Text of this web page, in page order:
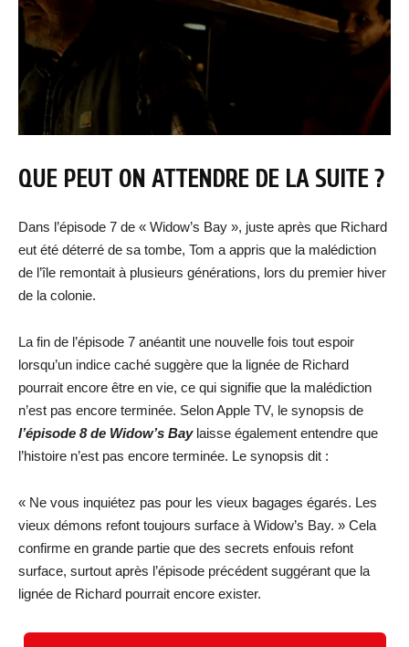
QUE PEUT ON ATTENDRE DE LA SUITE ?
Dans l’épisode 7 de « Widow’s Bay », juste après que Richard
eut été déterré de sa tombe, Tom a appris que la malédiction
de l’île remontait à plusieurs générations, lors du premier hiver
de la colonie.
La fin de l’épisode 7 anéantit une nouvelle fois tout espoir
lorsqu’un indice caché suggère que la lignée de Richard
pourrait encore être en vie, ce qui signifie que la malédiction
n’est pas encore terminée. Selon Apple TV, le synopsis de
l’épisode 8 de Widow’s Baylaisse également entendre que
l’histoire n’est pas encore terminée. Le synopsis dit :
« Ne vous inquiétez pas pour les vieux bagages égarés. Les
vieux démons refont toujours surface à Widow’s Bay. » Cela
confirme en grande partie que des secrets enfouis refont
surface, surtout après l’épisode précédent suggérant que la
lignée de Richard pourrait encore exister.